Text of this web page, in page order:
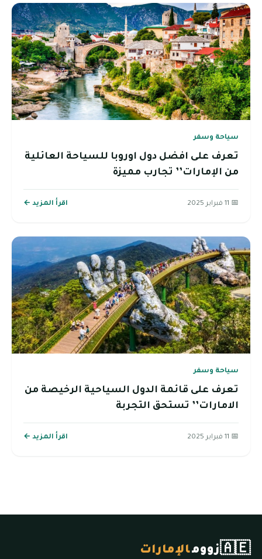
سياحة وسفر
تعرف على افضل دول اوروبا للسياحة العائلية
من الإمارات’’ تجارب مميزة
📅 11 فبراير 2025 اقرأ المزيد ←
سياحة وسفر
تعرف على قائمة الدول السياحية الرخيصة من
الامارات’’ تستحق التجربة
📅 11 فبراير 2025 اقرأ المزيد ←
🇦🇪زوومالإمارات